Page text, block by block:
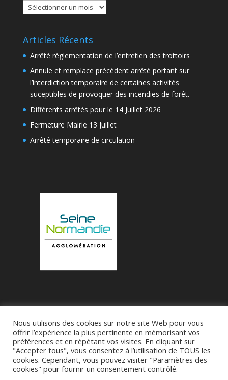
Actualités
Articles Récents
Arrêté réglementation de l’entretien des trottoirs
Annule et remplace précédent arrêté portant sur
l’interdiction temporaire de certaines activités
suceptibles de provoquer des incendies de forêt.
Différents arrêtés pour le 14 Juillet 2026
Fermeture Mairie 13 Juillet
Arrêté temporaire de circulation
Accueil Municipalité
Le Village de Bueil
Associations
Nous utilisons des cookies sur notre site Web pour vous
offrir l’expérience la plus pertinente en mémorisant vos
préférences et en répétant vos visites. En cliquant sur
"Accepter tous", vous consentez à l’utilisation de TOUS les
cookies. Cependant, vous pouvez visiter "Paramètres des
cookies" pour fournir un consentement contrôlé.